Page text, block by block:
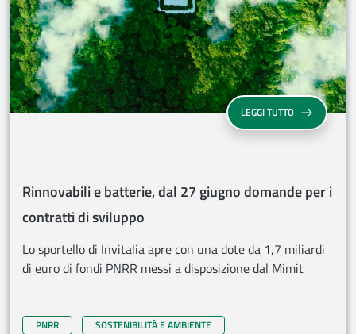
LEGGI TUTTORINNOVABILI
Rinnovabili e batterie, dal 27 giugno domande per i
contratti di sviluppo
Lo sportello di Invitalia apre con una dote da 1,7 miliardi
di euro di fondi PNRR messi a disposizione dal Mimit
PNRR SOSTENIBILITÀ E AMBIENTE